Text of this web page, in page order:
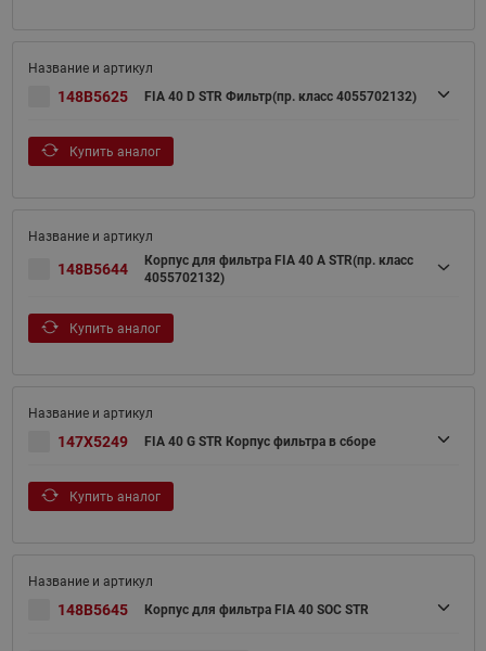
148B5625 FIA 40 D STR Фильтр(пр. класс 4055702132)
Купить аналог
148B5644
Корпус для фильтра FIA 40 A STR(пр. класс
4055702132)
Купить аналог
147X5249 FIA 40 G STR Корпус фильтра в сборе
Купить аналог
148B5645 Корпус для фильтра FIA 40 SOC STR